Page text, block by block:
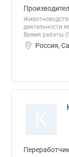
деятельности
Время работы
Россия,